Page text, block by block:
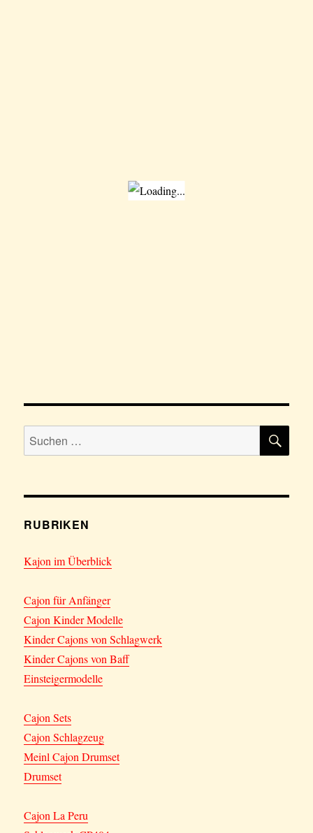
Suchen
nach:
RUBRIKEN
Kajon im Überblick
Cajon für Anfänger
Cajon Kinder Modelle
Kinder Cajons von Schlagwerk
Kinder Cajons von Baff
Einsteigermodelle
Cajon Sets
Cajon Schlagzeug
Meinl Cajon Drumset
Drumset
Cajon La Peru